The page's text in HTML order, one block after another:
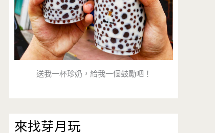
送我一杯珍奶，給我一個鼓勵吧！
來找芽月玩